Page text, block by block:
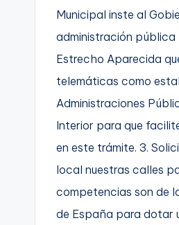
Municipal inste al
administración pública
Estrecho Aparecida
telemáticas como
Administraciones
Interior para que
en este trámite. 3.
local nuestras calles
competencias son de
de España para dotar